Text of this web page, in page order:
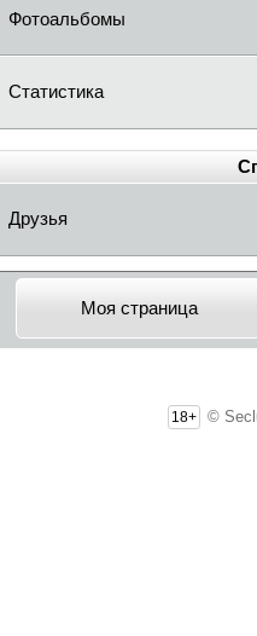
Фотоальбомы
Статистика
Друзья
Моя страница
18+ ©